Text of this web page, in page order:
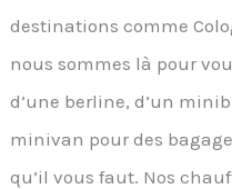
destinations comme
nous sommes là pour
d’une berline, d’un
minivan pour des
qu’il vous faut. Nos